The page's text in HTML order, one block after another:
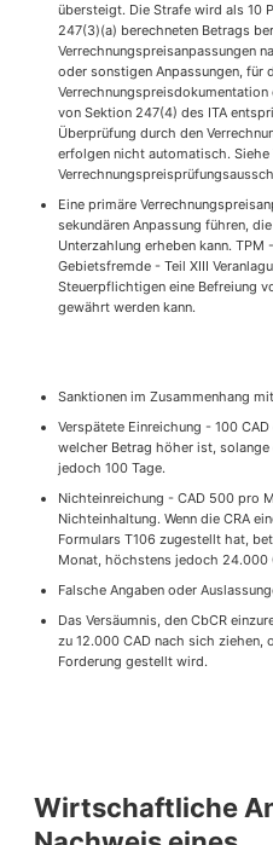
übersteigt. Die Strafe wird als 10
247(3)(a) berechneten Betrags
Verrechnungspreisanpassungen
oder sonstigen Anpassungen, für
von Sektion 247(4) des ITA
Überprüfung durch den
erfolgen nicht automatisch. Siehe
Eine primäre
sekundären Anpassung führen,
Unterzahlung erheben kann.
Gebietsfremde - Teil XIII
Steuerpflichtigen eine Befreiung
gewährt werden kann.
Sanktionen im Zusammenhang
Verspätete Einreichung - 100
welcher Betrag höher ist,
jedoch 100 Tage.
Nichteinreichung - CAD 500 pro
Nichteinhaltung. Wenn die CRA
Formulars T106 zugestellt hat,
Monat, höchstens jedoch 24.000
Falsche Angaben oder
Das Versäumnis, den CbCR
zu 12.000 CAD nach sich ziehen,
Forderung gestellt wird.
Wirtschaftliche